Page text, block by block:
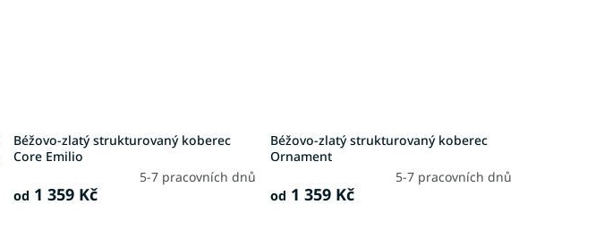
Béžovo-zlatý strukturovaný koberec
Core Emilio
5-7 pracovních dnů
od 1 359 Kč
Béžovo-zlatý strukturovaný koberec
Ornament
5-7 pracovních dnů
od 1 359 Kč